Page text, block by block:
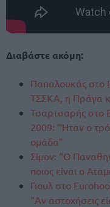
Διαβάστε ακόμη:
Παπαλουκάς στο
ΤΣΣΚΑ, η Πράγα
Τσαρτσαρής στο
2009: “Ήταν ο
ομάδα”
Σίμον: “Ο
ποιος είναι ο
Γιουλ στο
“Αν αστοχήσεις